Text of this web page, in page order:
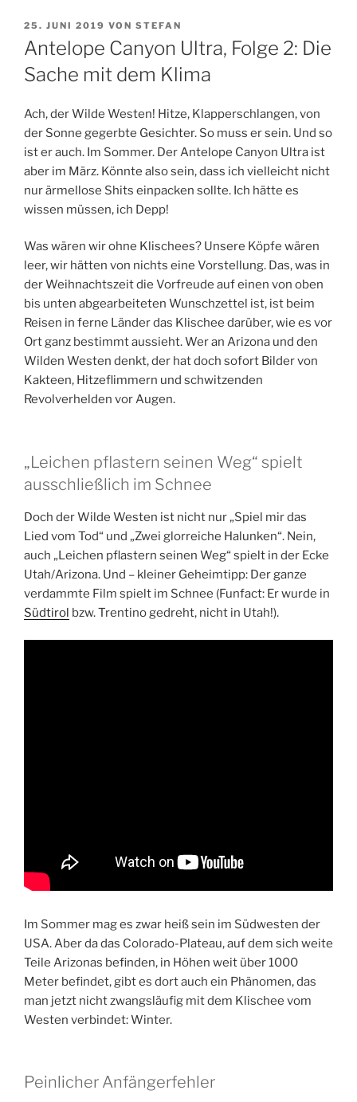
VERÖFFENTLICHT
AM
25. JUNI 2019 VON STEFAN
Antelope Canyon Ultra, Folge 2: Die
Sache mit dem Klima
Ach, der Wilde Westen! Hitze, Klapperschlangen, von
der Sonne gegerbte Gesichter. So muss er sein. Und so
ist er auch. Im Sommer. Der Antelope Canyon Ultra ist
aber im März. Könnte also sein, dass ich vielleicht nicht
nur ärmellose Shits einpacken sollte. Ich hätte es
wissen müssen, ich Depp!
Was wären wir ohne Klischees? Unsere Köpfe wären
leer, wir hätten von nichts eine Vorstellung. Das, was in
der Weihnachtszeit die Vorfreude auf einen von oben
bis unten abgearbeiteten Wunschzettel ist, ist beim
Reisen in ferne Länder das Klischee darüber, wie es vor
Ort ganz bestimmt aussieht. Wer an Arizona und den
Wilden Westen denkt, der hat doch sofort Bilder von
Kakteen, Hitzeflimmern und schwitzenden
Revolverhelden vor Augen.
„Leichen pflastern seinen Weg“ spielt
ausschließlich im Schnee
Doch der Wilde Westen ist nicht nur „Spiel mir das
Lied vom Tod“ und „Zwei glorreiche Halunken“. Nein,
auch „Leichen pflastern seinen Weg“ spielt in der Ecke
Utah/Arizona. Und – kleiner Geheimtipp: Der ganze
verdammte Film spielt im Schnee (Funfact: Er wurde in
Südtirol bzw. Trentino gedreht, nicht in Utah!).
Im Sommer mag es zwar heiß sein im Südwesten der
USA. Aber da das Colorado-Plateau, auf dem sich weite
Teile Arizonas befinden, in Höhen weit über 1000
Meter befindet, gibt es dort auch ein Phänomen, das
man jetzt nicht zwangsläufig mit dem Klischee vom
Westen verbindet: Winter.
Peinlicher Anfängerfehler